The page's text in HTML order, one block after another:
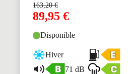
163,20€
89,95 €
Disponible
Hiver
71 dB